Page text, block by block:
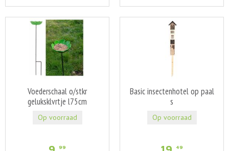
Voederschaal o/stkr
geluksklvrtje l75cm
99
Op voorraad
Basic insectenhotel op paal
s
49
Op voorraad